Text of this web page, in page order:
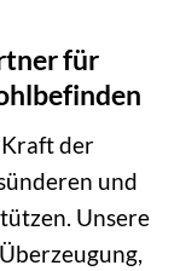
für
Kraft der
und
Unsere